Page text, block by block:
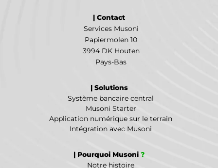
| Contact
Services Musoni
Papiermolen 10
3994 DK Houten
Pays-Bas
| Solutions
Système bancaire central
Musoni Starter
Application numérique sur le terrain
Intégration avec Musoni
| Pourquoi Musoni ?
Notre histoire